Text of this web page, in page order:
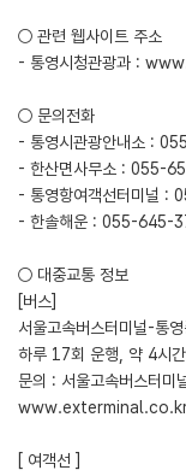
○ 관련 웹사이트 주소
- 통영시청관광과 :
○ 문의전화
- 통영시관광안내소 :
- 한산면사무소 : 055-
- 통영항여객선터미널
- 한솔해운 : 055-645-
○ 대중교통 정보
[버스]
서울고속버스터미널-통
하루 17회 운행, 약 4시
문의 : 서울고속버스터
[ 여객선 ]